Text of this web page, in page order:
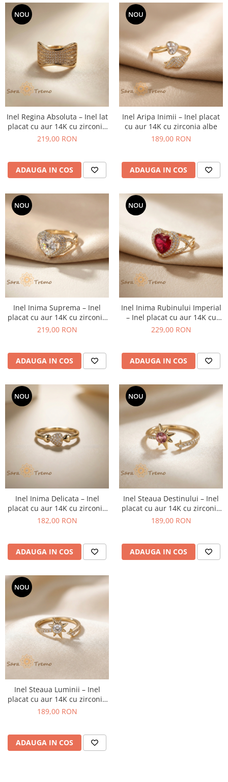
NOU
Inel Regina Absoluta – Inel lat
placat cu aur 14K cu zirconia
albe pavate
219,00 RON
ADAUGA IN COS
NOU
Inel Aripa Inimii – Inel placat
cu aur 14K cu zirconia albe
189,00 RON
ADAUGA IN COS
NOU
Inel Inima Suprema – Inel
placat cu aur 14K cu zirconia
albe tip diamant
219,00 RON
ADAUGA IN COS
NOU
Inel Inima Rubinului Imperial
– Inel placat cu aur 14K cu
zirconia rosii si albe
229,00 RON
ADAUGA IN COS
NOU
Inel Inima Delicata – Inel
placat cu aur 14K cu zirconia
albe
182,00 RON
ADAUGA IN COS
NOU
Inel Steaua Destinului – Inel
placat cu aur 14K cu zirconia
roz si albe
189,00 RON
ADAUGA IN COS
NOU
Inel Steaua Luminii – Inel
placat cu aur 14K cu zirconia
albe
189,00 RON
ADAUGA IN COS